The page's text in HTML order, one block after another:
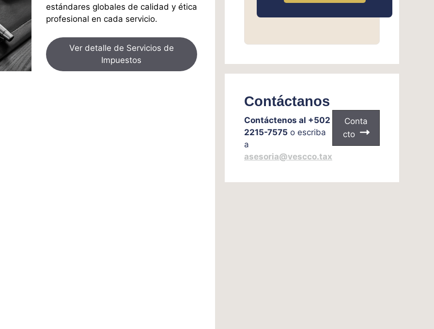
estándares globales de calidad y ética
profesional en cada servicio.
Ver detalle de Servicios de
Impuestos
Contáctanos
Contáctenos al +502
2215-7575 o escriba
a
asesoria@vescco.tax
Conta
cto